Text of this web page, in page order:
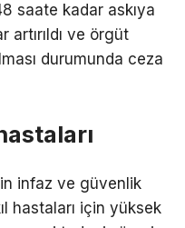
saate kadar askıya
artırıldı ve örgüt
durumunda ceza
infaz ve güvenlik
hastaları için yüksek